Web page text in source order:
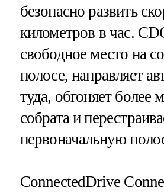
безопасно развить
километров в час.
свободное место на
полосе, направляет
туда, обгоняет более
собрата и
первоначальную
ConnectedDrive